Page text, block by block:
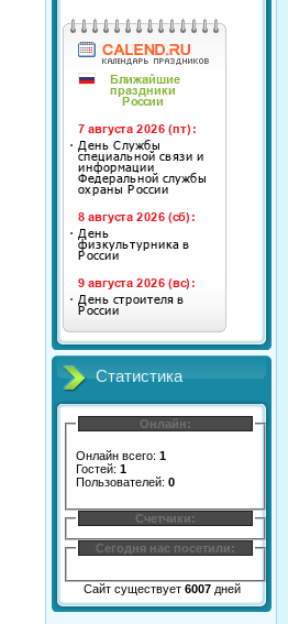
Статистика
Онлайн:
Онлайн всего: 1
Гостей: 1
Пользователей: 0
Счетчики:
Сегодня нас посетили:
Сайт существует 6007дней